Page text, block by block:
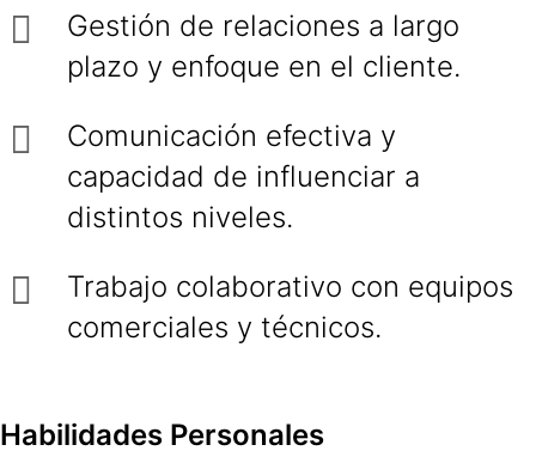
Gestión de relaciones a largo
plazo y enfoque en el cliente.
Comunicación efectiva y
capacidad de influenciar a
distintos niveles.
Trabajo colaborativo con equipos
comerciales y técnicos.
Habilidades Personales